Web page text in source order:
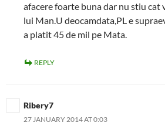
afacere foarte buna dar nu stiu cat
lui Man.U deocamdata,PL e
a platit 45 de mil pe Mata.
REPLY
Ribery7
27 JANUARY 2014 AT 0:03